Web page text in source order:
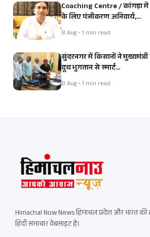
Coaching Centre / कांगड़ा में
के लिए पंजीकरण अनिवार्य,…
8 Aug • 1 min read
सुंदरनगर में किसानों ने
दूध भुगतान से स्मार्ट…
8 Aug • 1 min read
Himachal Now News हिमाचल प्रदेश और भारत
हिंदी समाचार वेबसाइट है।